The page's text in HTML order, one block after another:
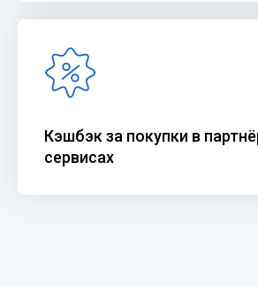
Кэшбэк за покупки в
сервисах